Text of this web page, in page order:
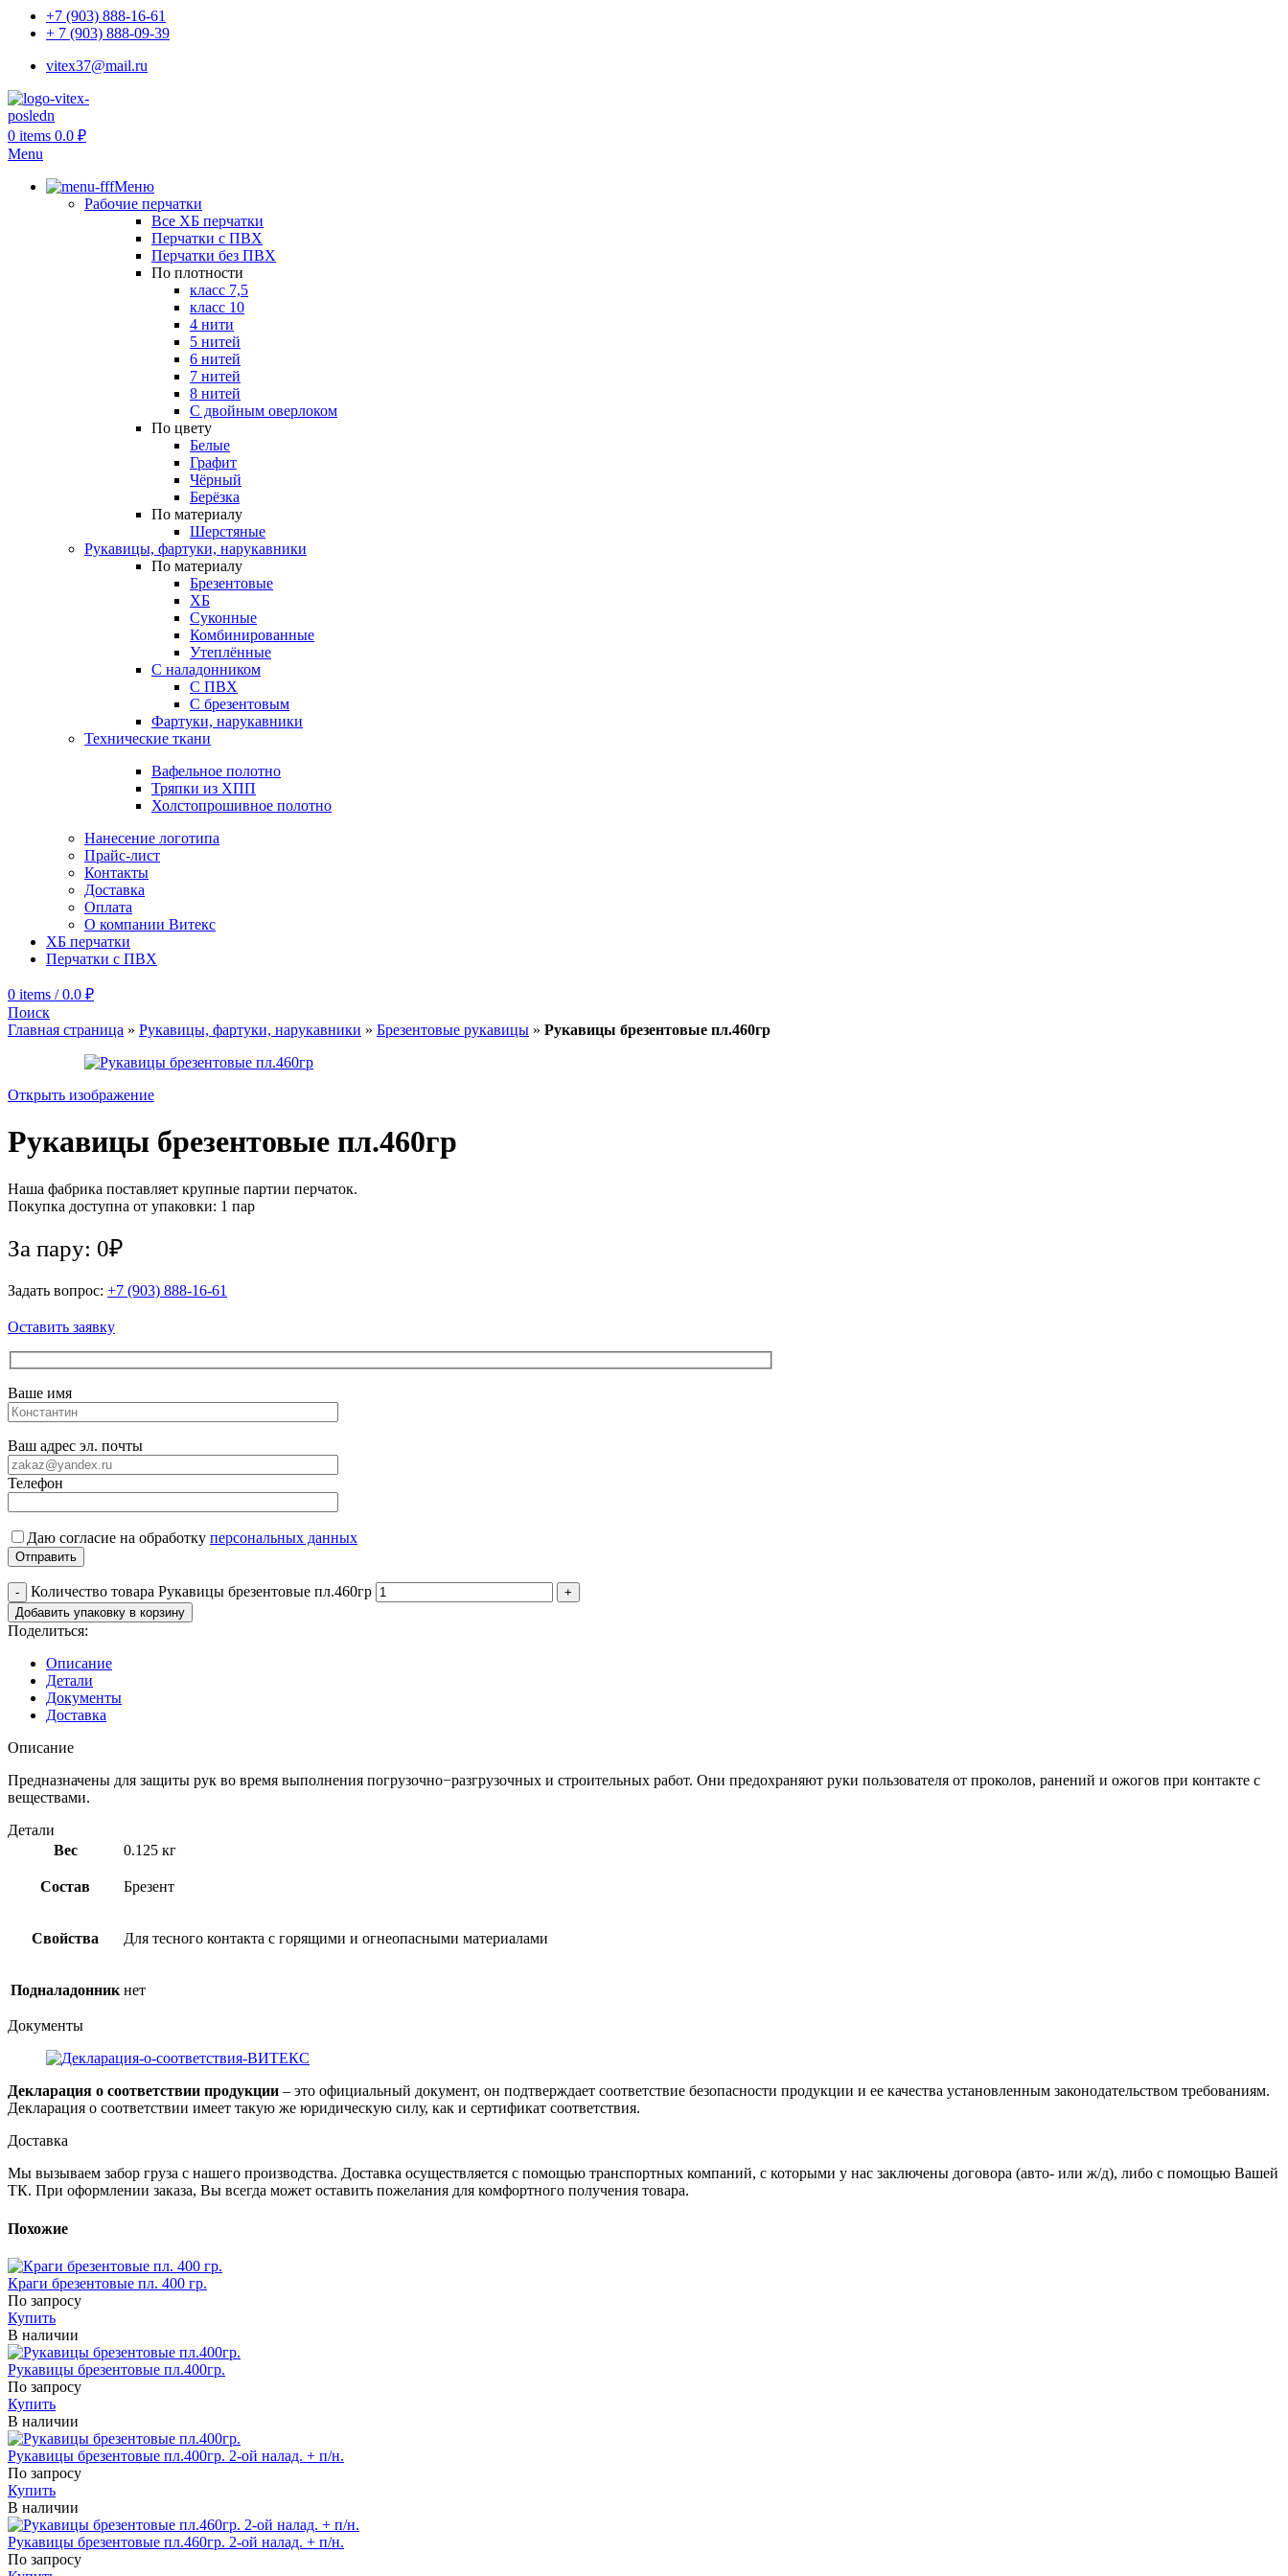
+7 (903) 888-16-61
+ 7 (903) 888-09-39
vitex37@mail.ru
0 items 0.0 ₽
Menu
Меню
Рабочие перчатки
Все ХБ перчатки
Перчатки с ПВХ
Перчатки без ПВХ
По плотности
класс 7,5
класс 10
4 нити
5 нитей
6 нитей
7 нитей
8 нитей
С двойным оверлоком
По цвету
Белые
Графит
Чёрный
Берёзка
По материалу
Шерстяные
Рукавицы, фартуки, нарукавники
По материалу
Брезентовые
ХБ
Суконные
Комбинированные
Утеплённые
С наладонником
С ПВХ
С брезентовым
Фартуки, нарукавники
Технические ткани
Вафельное полотно
Тряпки из ХПП
Холстопрошивное полотно
Нанесение логотипа
Прайс-лист
Контакты
Доставка
Оплата
О компании Витекс
ХБ перчатки
Перчатки с ПВХ
0 items / 0.0 ₽
Поиск
Главная страница » Рукавицы, фартуки, нарукавники » Брезентовые рукавицы » Рукавицы брезентовые пл.460гр
Открыть изображение
Рукавицы брезентовые пл.460гр
Наша фабрика поставляет крупные партии перчаток.
Покупка доступна от упаковки: 1 пар
За пару: 0₽
Задать вопрос: +7 (903) 888-16-61
Оставить заявку
Ваше имя
Ваш адрес эл. почты
Телефон
Даю согласие на обработку персональных данных
Количество товара Рукавицы брезентовые пл.460гр
Добавить упаковку в корзину
Поделиться:
Описание
Детали
Документы
Доставка
Описание
Предназначены для защиты рук во время выполнения погрузочно−разгрузочных и строительных работ. Они предохраняют руки пользователя от проколов, ранений и ожогов при контакте с
веществами.
Детали
Вес
0.125 кг
Состав Брезент
Свойства Для тесного контакта с горящими и огнеопасными материалами
Подналадонник нет
Документы
Декларация о соответствии продукции – это официальный документ, он подтверждает соответствие безопасности продукции и ее качества установленным законодательством требованиям.
Декларация о соответствии имеет такую же юридическую силу, как и сертификат соответствия.
Доставка
Мы вызываем забор груза с нашего производства. Доставка осуществляется с помощью транспортных компаний, с которыми у нас заключены договора (авто- или ж/д), либо с помощью Вашей
ТК. При оформлении заказа, Вы всегда может оставить пожелания для комфортного получения товара.
Похожие
Краги брезентовые пл. 400 гр.
По запросу
Купить
В наличии
Рукавицы брезентовые пл.400гр.
По запросу
Купить
В наличии
Рукавицы брезентовые пл.400гр. 2-ой налад. + п/н.
По запросу
Купить
В наличии
Рукавицы брезентовые пл.460гр. 2-ой налад. + п/н.
По запросу